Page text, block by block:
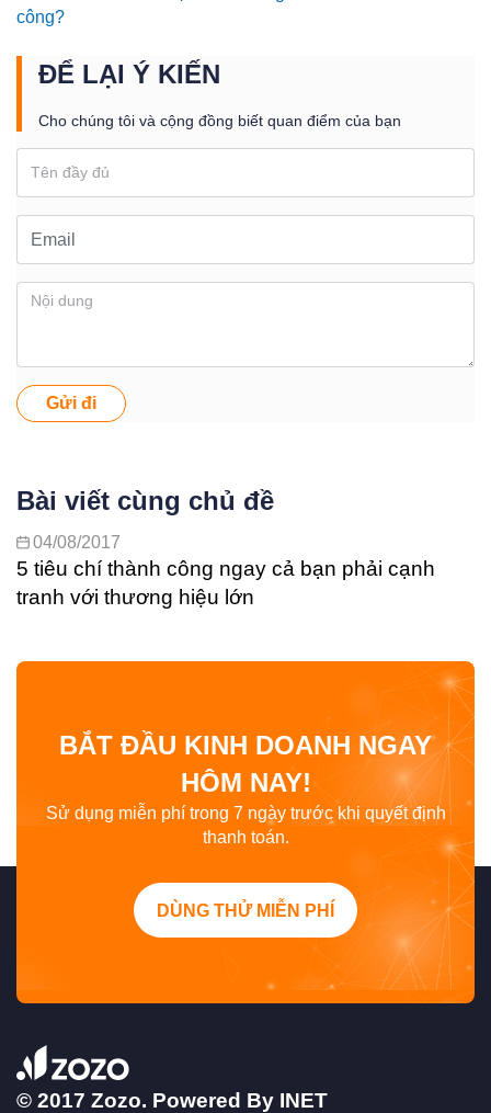
công?
ĐỂ LẠI Ý KIẾN
Cho chúng tôi và cộng đồng biết quan điểm của bạn
Gửi đi
Bài viết cùng chủ đề
04/08/2017
5 tiêu chí thành công ngay cả bạn phải cạnh
tranh với thương hiệu lớn
BẮT ĐẦU KINH DOANH NGAY
HÔM NAY!
Sử dụng miễn phí trong 7 ngày trước khi quyết định
thanh toán.
DÙNG THỬ MIỄN PHÍ
© 2017 Zozo. Powered By INET